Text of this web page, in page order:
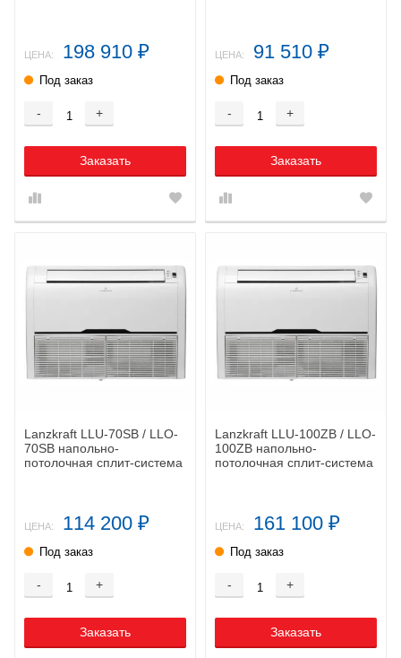
ЦЕНА: 198 910 ₽
Под заказ
- +
Заказать
ЦЕНА: 91 510 ₽
Под заказ
- +
Заказать
Lanzkraft LLU-70SB / LLO-
70SB напольно-
потолочная сплит-система
ЦЕНА: 114 200 ₽
Под заказ
- +
Заказать
Lanzkraft LLU-100ZB / LLO-
100ZB напольно-
потолочная сплит-система
ЦЕНА: 161 100 ₽
Под заказ
- +
Заказать